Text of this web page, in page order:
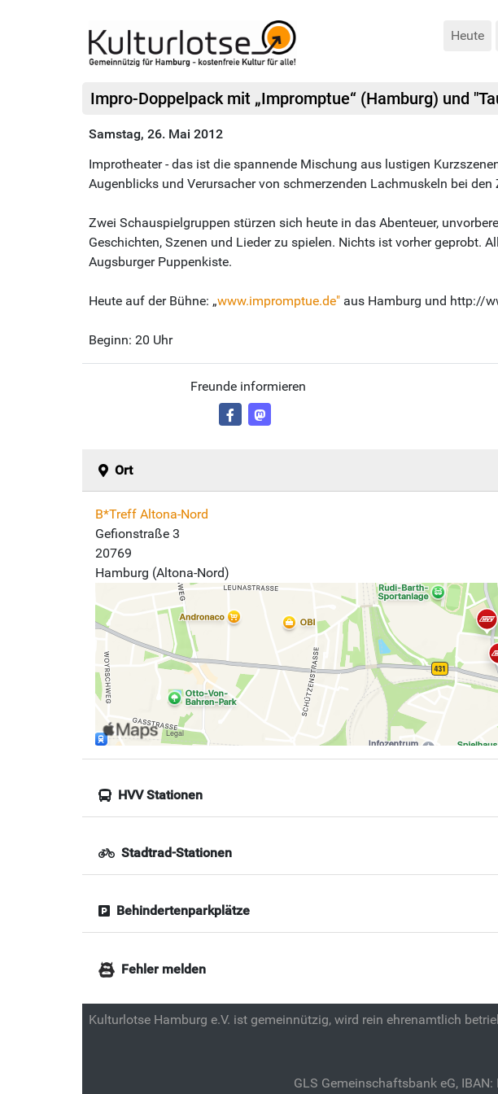
Heute
Impro-Doppelpack mit „Impromptue“ (Hamburg) und
Samstag, 26. Mai 2012
Improtheater - das ist die spannende Mischung aus lustigen
Augenblicks und Verursacher von schmerzenden Lachmuskeln bei den
Zwei Schauspielgruppen stürzen sich heute in das Abenteuer,
Geschichten, Szenen und Lieder zu spielen. Nichts ist vorher geprobt.
Augsburger Puppenkiste.
Heute auf der Bühne: „www.impromptue.de" aus Hamburg und http://
Beginn: 20 Uhr
Freunde informieren
Ort
B*Treff Altona-Nord
Gefionstraße 3
20769
Hamburg (Altona-Nord)
HVV Stationen
Stadtrad-Stationen
Behindertenparkplätze
Fehler melden
Kulturlotse Hamburg e.V. ist gemeinnützig, wird rein ehrenamtlich
GLS Gemeinschaftsbank eG,